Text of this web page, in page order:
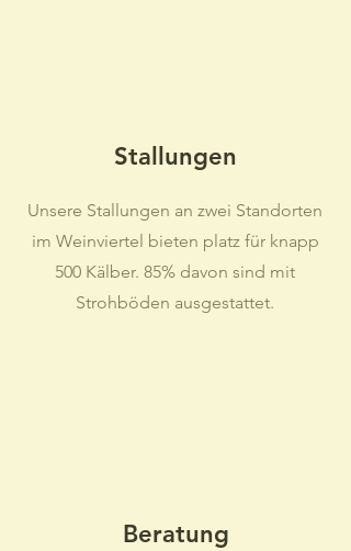
Stallungen
Unsere Stallungen an zwei Standorten
im Weinviertel bieten platz für knapp
500 Kälber. 85% davon sind mit
Strohböden ausgestattet.
Beratung